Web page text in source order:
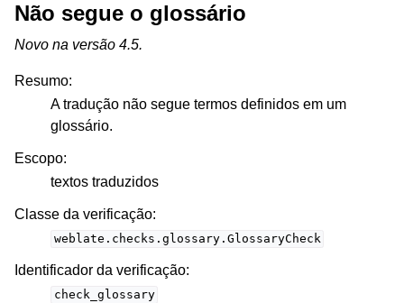
Não segue o glossário
Novo na versão 4.5.
Resumo:
A tradução não segue termos definidos em um
glossário.
Escopo:
textos traduzidos
Classe da verificação:
weblate.checks.glossary.GlossaryCheck
Identificador da verificação:
check_glossary